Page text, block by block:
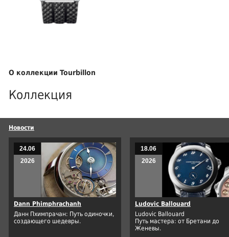
О коллекции Tourbillon
Коллекция
Новости
24.06
2026
Dann Phimphrachanh
Данн Пхимпрачан: Путь одиночки,
создающего шедевры.
18.06
2026
Ludovic Ballouard
Ludovic Ballouard
Путь мастера: от Бретани до
Женевы.